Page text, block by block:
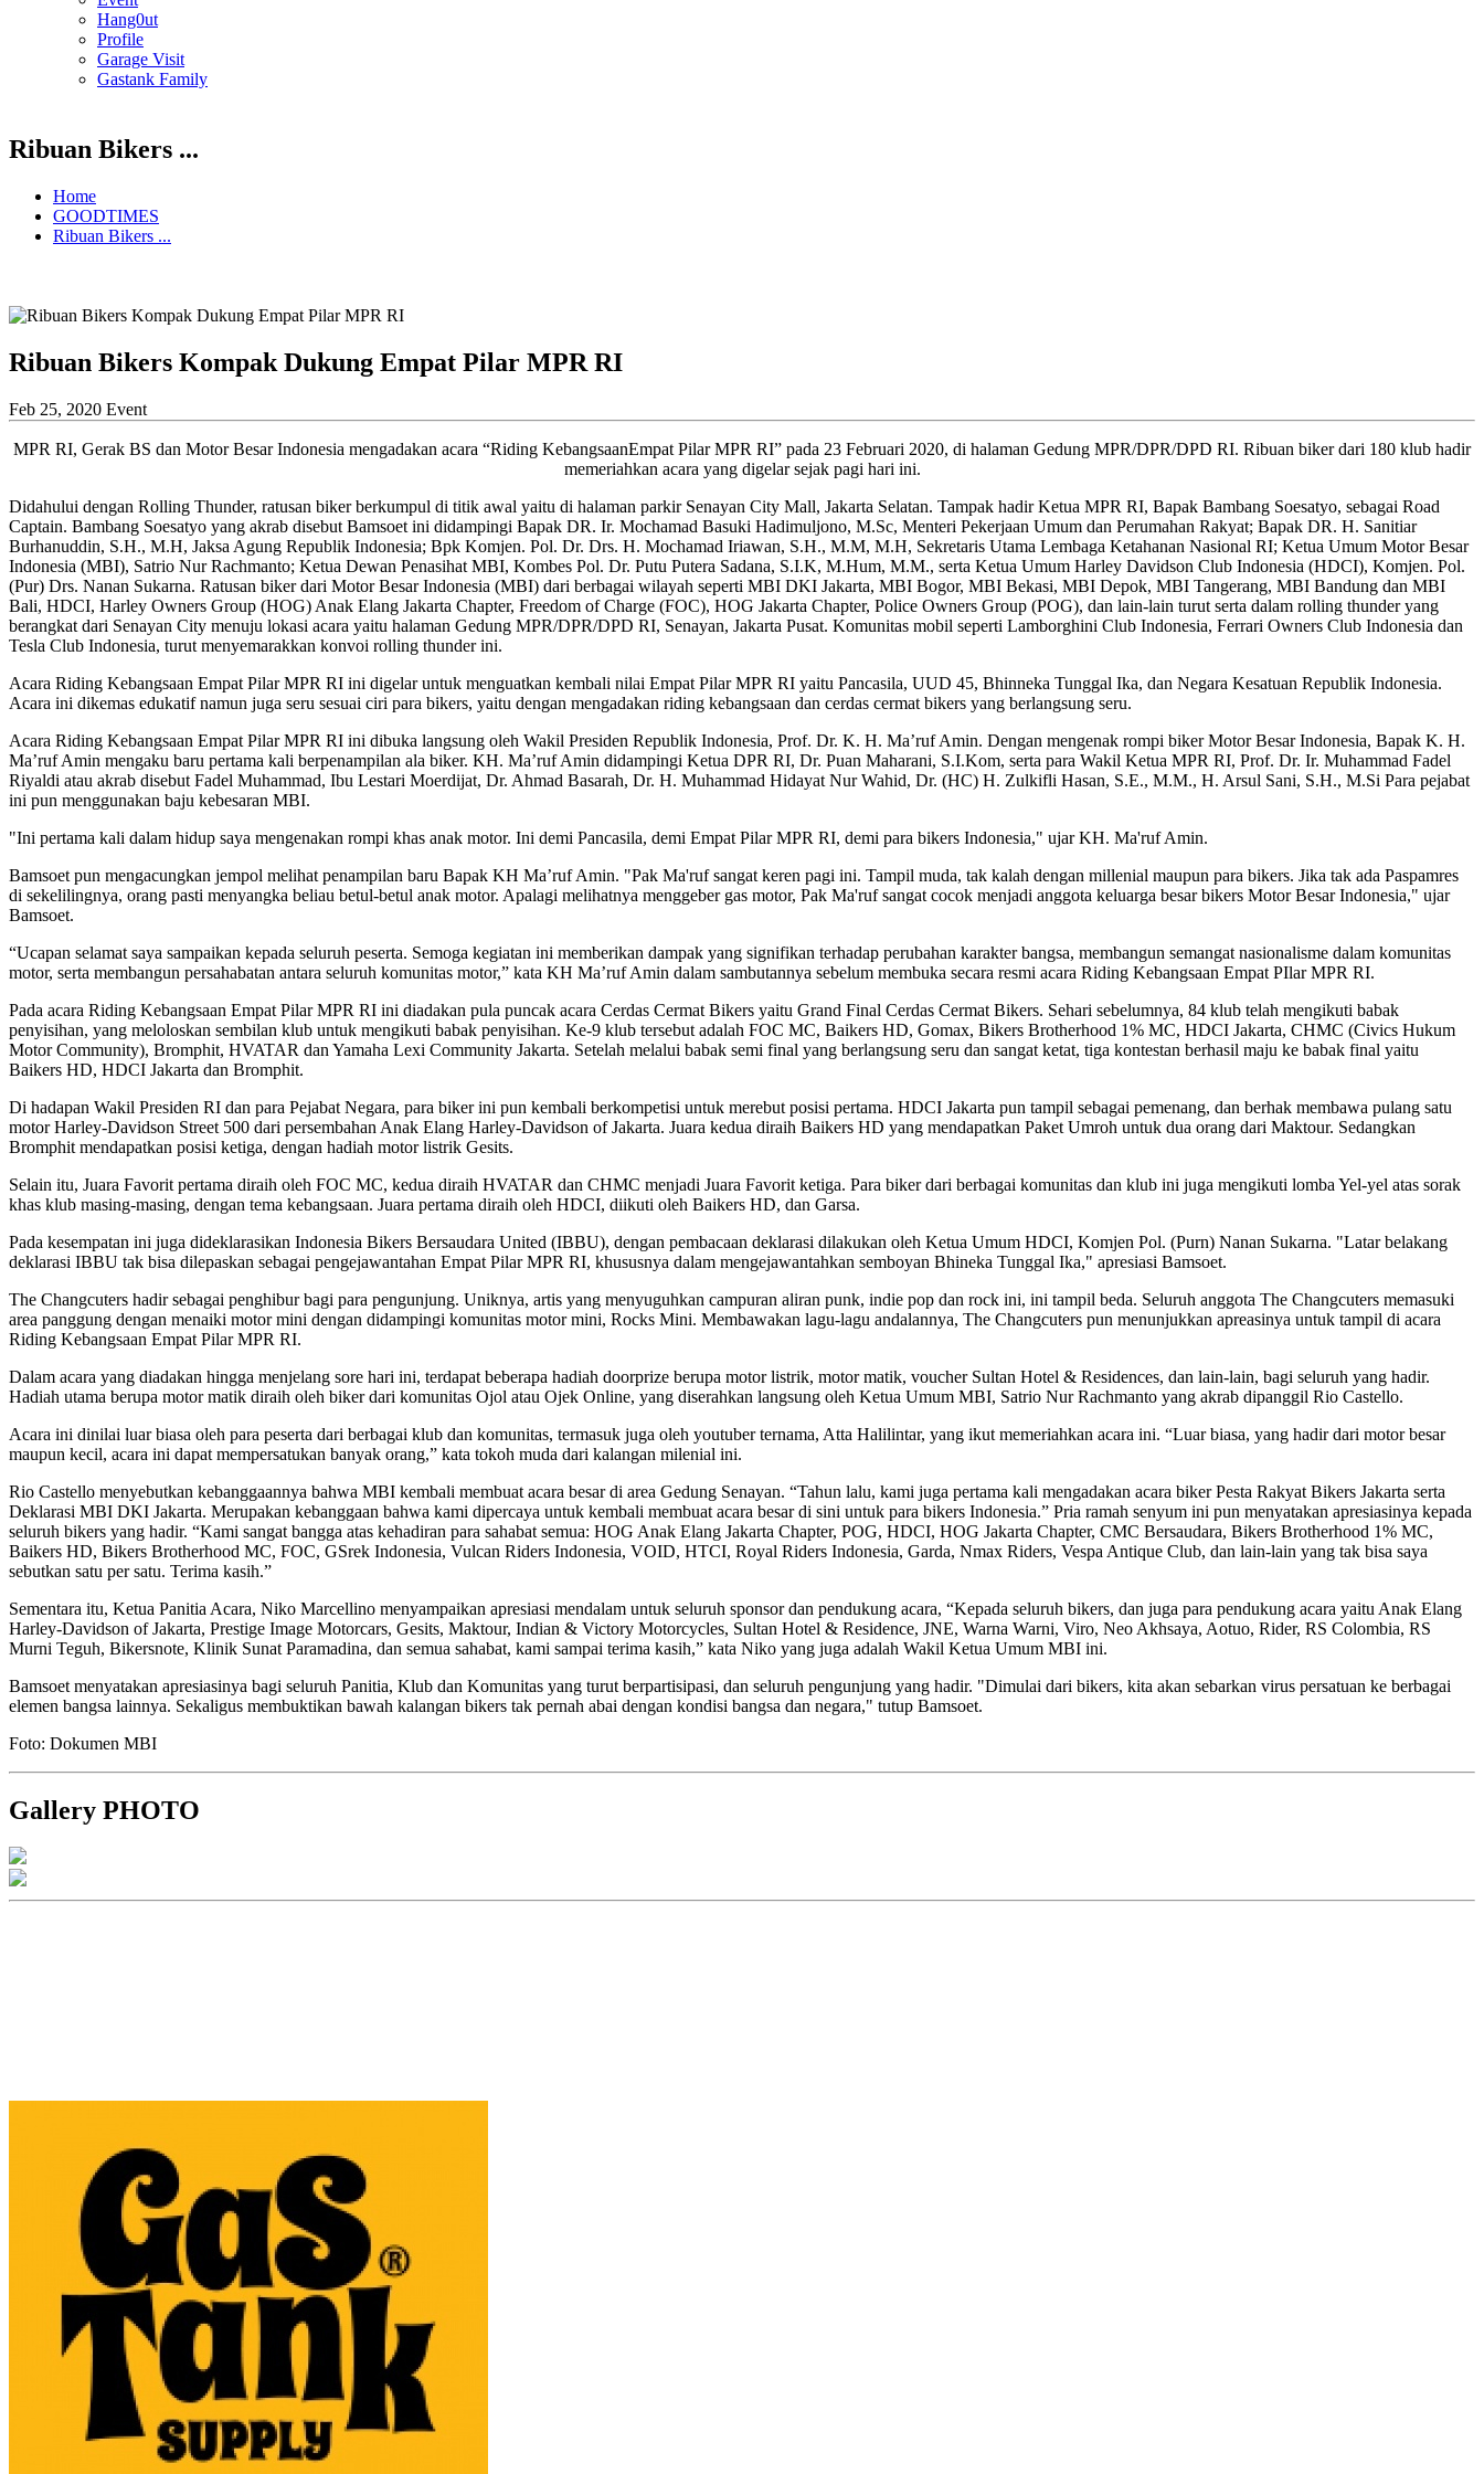
Hang0ut
Profile
Garage Visit
Gastank Family
Ribuan Bikers ...
Home
GOODTIMES
Ribuan Bikers ...
Ribuan Bikers Kompak Dukung Empat Pilar MPR RI
Feb 25, 2020 Event
MPR RI, Gerak BS dan Motor Besar Indonesia mengadakan acara “Riding KebangsaanEmpat Pilar MPR RI” pada 23 Februari 2020, di halaman Gedung MPR/DPR/DPD RI. Ribuan biker dari 180 klub hadir
memeriahkan acara yang digelar sejak pagi hari ini.
Didahului dengan Rolling Thunder, ratusan biker berkumpul di titik awal yaitu di halaman parkir Senayan City Mall, Jakarta Selatan. Tampak hadir Ketua MPR RI, Bapak Bambang Soesatyo, sebagai Road
Captain. Bambang Soesatyo yang akrab disebut Bamsoet ini didampingi Bapak DR. Ir. Mochamad Basuki Hadimuljono, M.Sc, Menteri Pekerjaan Umum dan Perumahan Rakyat; Bapak DR. H. Sanitiar
Burhanuddin, S.H., M.H, Jaksa Agung Republik Indonesia; Bpk Komjen. Pol. Dr. Drs. H. Mochamad Iriawan, S.H., M.M, M.H, Sekretaris Utama Lembaga Ketahanan Nasional RI; Ketua Umum Motor Besar
Indonesia (MBI), Satrio Nur Rachmanto; Ketua Dewan Penasihat MBI, Kombes Pol. Dr. Putu Putera Sadana, S.I.K, M.Hum, M.M., serta Ketua Umum Harley Davidson Club Indonesia (HDCI), Komjen. Pol.
(Pur) Drs. Nanan Sukarna. Ratusan biker dari Motor Besar Indonesia (MBI) dari berbagai wilayah seperti MBI DKI Jakarta, MBI Bogor, MBI Bekasi, MBI Depok, MBI Tangerang, MBI Bandung dan MBI
Bali, HDCI, Harley Owners Group (HOG) Anak Elang Jakarta Chapter, Freedom of Charge (FOC), HOG Jakarta Chapter, Police Owners Group (POG), dan lain-lain turut serta dalam rolling thunder yang
berangkat dari Senayan City menuju lokasi acara yaitu halaman Gedung MPR/DPR/DPD RI, Senayan, Jakarta Pusat. Komunitas mobil seperti Lamborghini Club Indonesia, Ferrari Owners Club Indonesia dan
Tesla Club Indonesia, turut menyemarakkan konvoi rolling thunder ini.
Acara Riding Kebangsaan Empat Pilar MPR RI ini digelar untuk menguatkan kembali nilai Empat Pilar MPR RI yaitu Pancasila, UUD 45, Bhinneka Tunggal Ika, dan Negara Kesatuan Republik Indonesia.
Acara ini dikemas edukatif namun juga seru sesuai ciri para bikers, yaitu dengan mengadakan riding kebangsaan dan cerdas cermat bikers yang berlangsung seru.
Acara Riding Kebangsaan Empat Pilar MPR RI ini dibuka langsung oleh Wakil Presiden Republik Indonesia, Prof. Dr. K. H. Ma’ruf Amin. Dengan mengenak rompi biker Motor Besar Indonesia, Bapak K. H.
Ma’ruf Amin mengaku baru pertama kali berpenampilan ala biker. KH. Ma’ruf Amin didampingi Ketua DPR RI, Dr. Puan Maharani, S.I.Kom, serta para Wakil Ketua MPR RI, Prof. Dr. Ir. Muhammad Fadel
Riyaldi atau akrab disebut Fadel Muhammad, Ibu Lestari Moerdijat, Dr. Ahmad Basarah, Dr. H. Muhammad Hidayat Nur Wahid, Dr. (HC) H. Zulkifli Hasan, S.E., M.M., H. Arsul Sani, S.H., M.Si Para pejabat
ini pun menggunakan baju kebesaran MBI.
"Ini pertama kali dalam hidup saya mengenakan rompi khas anak motor. Ini demi Pancasila, demi Empat Pilar MPR RI, demi para bikers Indonesia," ujar KH. Ma'ruf Amin.
Bamsoet pun mengacungkan jempol melihat penampilan baru Bapak KH Ma’ruf Amin. "Pak Ma'ruf sangat keren pagi ini. Tampil muda, tak kalah dengan millenial maupun para bikers. Jika tak ada Paspamres
di sekelilingnya, orang pasti menyangka beliau betul-betul anak motor. Apalagi melihatnya menggeber gas motor, Pak Ma'ruf sangat cocok menjadi anggota keluarga besar bikers Motor Besar Indonesia," ujar
Bamsoet.
“Ucapan selamat saya sampaikan kepada seluruh peserta. Semoga kegiatan ini memberikan dampak yang signifikan terhadap perubahan karakter bangsa, membangun semangat nasionalisme dalam komunitas
motor, serta membangun persahabatan antara seluruh komunitas motor,” kata KH Ma’ruf Amin dalam sambutannya sebelum membuka secara resmi acara Riding Kebangsaan Empat PIlar MPR RI.
Pada acara Riding Kebangsaan Empat Pilar MPR RI ini diadakan pula puncak acara Cerdas Cermat Bikers yaitu Grand Final Cerdas Cermat Bikers. Sehari sebelumnya, 84 klub telah mengikuti babak
penyisihan, yang meloloskan sembilan klub untuk mengikuti babak penyisihan. Ke-9 klub tersebut adalah FOC MC, Baikers HD, Gomax, Bikers Brotherhood 1% MC, HDCI Jakarta, CHMC (Civics Hukum
Motor Community), Bromphit, HVATAR dan Yamaha Lexi Community Jakarta. Setelah melalui babak semi final yang berlangsung seru dan sangat ketat, tiga kontestan berhasil maju ke babak final yaitu
Baikers HD, HDCI Jakarta dan Bromphit.
Di hadapan Wakil Presiden RI dan para Pejabat Negara, para biker ini pun kembali berkompetisi untuk merebut posisi pertama. HDCI Jakarta pun tampil sebagai pemenang, dan berhak membawa pulang satu
motor Harley-Davidson Street 500 dari persembahan Anak Elang Harley-Davidson of Jakarta. Juara kedua diraih Baikers HD yang mendapatkan Paket Umroh untuk dua orang dari Maktour. Sedangkan
Bromphit mendapatkan posisi ketiga, dengan hadiah motor listrik Gesits.
Selain itu, Juara Favorit pertama diraih oleh FOC MC, kedua diraih HVATAR dan CHMC menjadi Juara Favorit ketiga. Para biker dari berbagai komunitas dan klub ini juga mengikuti lomba Yel-yel atas sorak
khas klub masing-masing, dengan tema kebangsaan. Juara pertama diraih oleh HDCI, diikuti oleh Baikers HD, dan Garsa.
Pada kesempatan ini juga dideklarasikan Indonesia Bikers Bersaudara United (IBBU), dengan pembacaan deklarasi dilakukan oleh Ketua Umum HDCI, Komjen Pol. (Purn) Nanan Sukarna. "Latar belakang
deklarasi IBBU tak bisa dilepaskan sebagai pengejawantahan Empat Pilar MPR RI, khususnya dalam mengejawantahkan semboyan Bhineka Tunggal Ika," apresiasi Bamsoet.
The Changcuters hadir sebagai penghibur bagi para pengunjung. Uniknya, artis yang menyuguhkan campuran aliran punk, indie pop dan rock ini, ini tampil beda. Seluruh anggota The Changcuters memasuki
area panggung dengan menaiki motor mini dengan didampingi komunitas motor mini, Rocks Mini. Membawakan lagu-lagu andalannya, The Changcuters pun menunjukkan apreasinya untuk tampil di acara
Riding Kebangsaan Empat Pilar MPR RI.
Dalam acara yang diadakan hingga menjelang sore hari ini, terdapat beberapa hadiah doorprize berupa motor listrik, motor matik, voucher Sultan Hotel & Residences, dan lain-lain, bagi seluruh yang hadir.
Hadiah utama berupa motor matik diraih oleh biker dari komunitas Ojol atau Ojek Online, yang diserahkan langsung oleh Ketua Umum MBI, Satrio Nur Rachmanto yang akrab dipanggil Rio Castello.
Acara ini dinilai luar biasa oleh para peserta dari berbagai klub dan komunitas, termasuk juga oleh youtuber ternama, Atta Halilintar, yang ikut memeriahkan acara ini. “Luar biasa, yang hadir dari motor besar
maupun kecil, acara ini dapat mempersatukan banyak orang,” kata tokoh muda dari kalangan milenial ini.
Rio Castello menyebutkan kebanggaannya bahwa MBI kembali membuat acara besar di area Gedung Senayan. “Tahun lalu, kami juga pertama kali mengadakan acara biker Pesta Rakyat Bikers Jakarta serta
Deklarasi MBI DKI Jakarta. Merupakan kebanggaan bahwa kami dipercaya untuk kembali membuat acara besar di sini untuk para bikers Indonesia.” Pria ramah senyum ini pun menyatakan apresiasinya kepada
seluruh bikers yang hadir. “Kami sangat bangga atas kehadiran para sahabat semua: HOG Anak Elang Jakarta Chapter, POG, HDCI, HOG Jakarta Chapter, CMC Bersaudara, Bikers Brotherhood 1% MC,
Baikers HD, Bikers Brotherhood MC, FOC, GSrek Indonesia, Vulcan Riders Indonesia, VOID, HTCI, Royal Riders Indonesia, Garda, Nmax Riders, Vespa Antique Club, dan lain-lain yang tak bisa saya
sebutkan satu per satu. Terima kasih.”
Sementara itu, Ketua Panitia Acara, Niko Marcellino menyampaikan apresiasi mendalam untuk seluruh sponsor dan pendukung acara, “Kepada seluruh bikers, dan juga para pendukung acara yaitu Anak Elang
Harley-Davidson of Jakarta, Prestige Image Motorcars, Gesits, Maktour, Indian & Victory Motorcycles, Sultan Hotel & Residence, JNE, Warna Warni, Viro, Neo Akhsaya, Aotuo, Rider, RS Colombia, RS
Murni Teguh, Bikersnote, Klinik Sunat Paramadina, dan semua sahabat, kami sampai terima kasih,” kata Niko yang juga adalah Wakil Ketua Umum MBI ini.
Bamsoet menyatakan apresiasinya bagi seluruh Panitia, Klub dan Komunitas yang turut berpartisipasi, dan seluruh pengunjung yang hadir. "Dimulai dari bikers, kita akan sebarkan virus persatuan ke berbagai
elemen bangsa lainnya. Sekaligus membuktikan bawah kalangan bikers tak pernah abai dengan kondisi bangsa dan negara," tutup Bamsoet.
Foto: Dokumen MBI
Gallery PHOTO